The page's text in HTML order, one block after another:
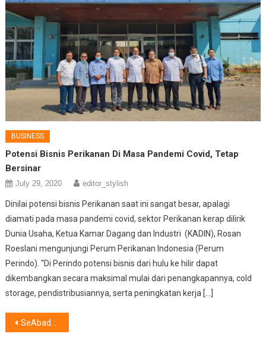
BUSINESS
Potensi Bisnis Perikanan Di Masa Pandemi Covid, Tetap
Bersinar
July 29, 2020 editor_stylish
Dinilai potensi bisnis Perikanan saat ini sangat besar, apalagi
diamati pada masa pandemi covid, sektor Perikanan kerap dilirik
Dunia Usaha, Ketua Kamar Dagang dan Industri (KADIN), Rosan
Roeslani mengunjungi Perum Perikanan Indonesia (Perum
Perindo). “Di Perindo potensi bisnis dari hulu ke hilir dapat
dikembangkan secara maksimal mulai dari penangkapannya, cold
storage, pendistribusiannya, serta peningkatan kerja […]
Post
SeAbadPram, Pesona Perayaan Pramoedya Ananta Toer